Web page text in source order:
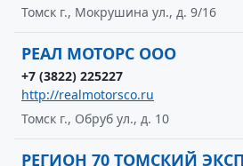
Томск г., Мокрушина ул., д. 9/16
РЕАЛ МОТОРС ООО
+7 (3822) 225227
http://realmotorsco.ru
Томск г., Обруб ул., д. 10
РЕГИОН 70 ТОМСКИЙ